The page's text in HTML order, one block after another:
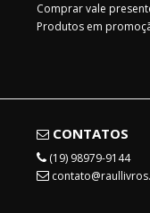
Comprar vale
Produtos em
CONTATOS
(19) 98979-9144